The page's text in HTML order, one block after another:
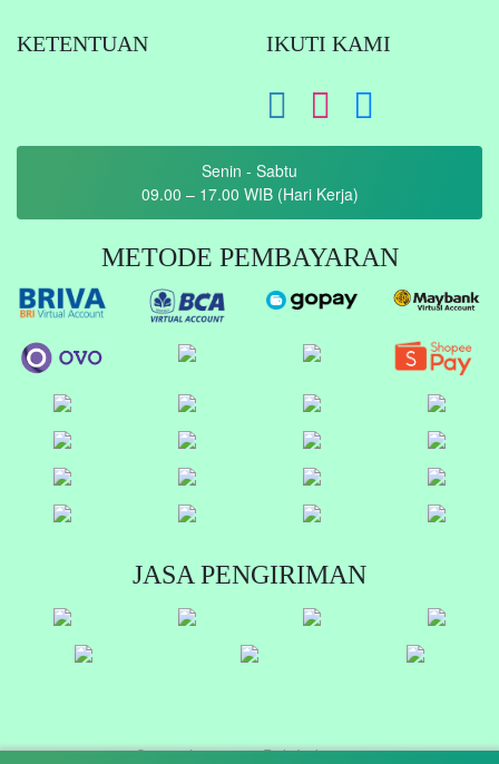
KETENTUAN IKUTI KAMI
Senin - Sabtu
09.00 – 17.00 WIB (Hari Kerja)
METODE PEMBAYARAN
JASA PENGIRIMAN
Copyright © 2026 Dab Indonesia